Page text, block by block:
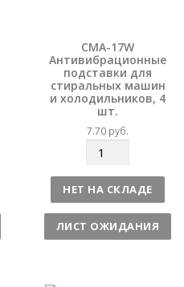
CMA-17W
Антивибрационные
подставки для
стиральных машин
и холодильников, 4
шт.
7.70 руб.
л
и
ч
е
НЕТ НА СКЛАДЕ
ЛИСТ ОЖИДАНИЯ